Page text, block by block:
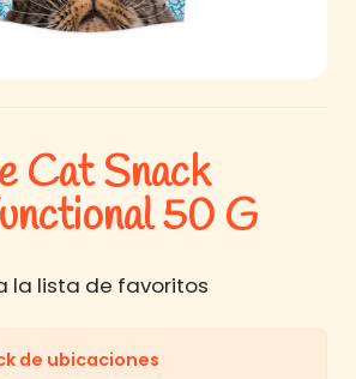
Cat Snack
50 G
la lista de favoritos
de ubicaciones